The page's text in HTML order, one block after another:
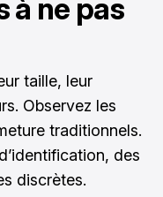
à ne pas
taille, leur
Observez les
traditionnels.
des
discrètes.